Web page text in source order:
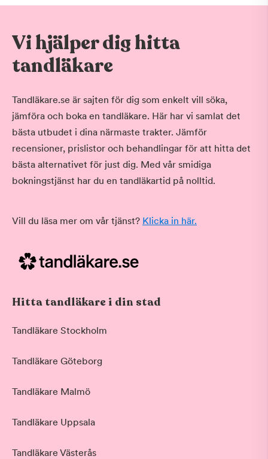
Vi hjälper dig hitta
tandläkare
Tandläkare.se är sajten för dig som enkelt vill söka,
jämföra och boka en tandläkare. Här har vi samlat det
bästa utbudet i dina närmaste trakter. Jämför
recensioner, prislistor och behandlingar för att hitta det
bästa alternativet för just dig. Med vår smidiga
bokningstjänst har du en tandläkartid på nolltid.
Vill du läsa mer om vår tjänst? Klicka in här.
Hitta tandläkare i din stad
Tandläkare Stockholm
Tandläkare Göteborg
Tandläkare Malmö
Tandläkare Uppsala
Tandläkare Västerås